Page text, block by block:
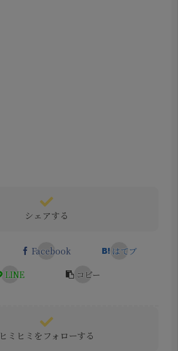
シェアする
Facebook
はてブ
LINE
コピー
ヒミヒミをフォローする